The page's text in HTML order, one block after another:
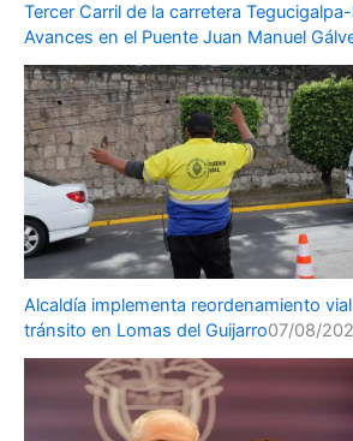
Tercer Carril de la carretera
Avances en el Puente Juan Manuel
Alcaldía implementa reordenamiento
tránsito en Lomas del Guijarro07/08/